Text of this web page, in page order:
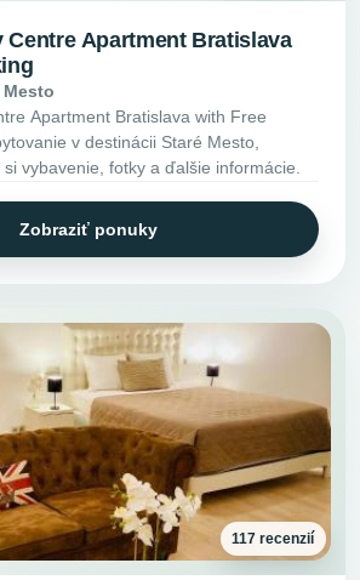
Centre Apartment Bratislava
Apartment Bratislava with Free
v destinácii Staré Mesto,
si vybavenie, fotky a ďalšie informácie.
Zobraziť ponuky
117 recenzií